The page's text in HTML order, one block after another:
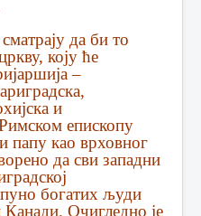
да би то
коју ће
–
и
епископу
папу као врховног
да сви западни
богатих људи
Очигледно је